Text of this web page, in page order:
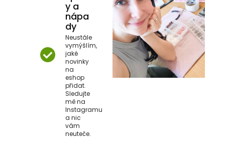
y a
nápa
dy
Neustále
vymýšlím,
jaké
novinky
na
eshop
přidat.
Sledujte
mě na
Instagramu
a nic
vám
neuteče.